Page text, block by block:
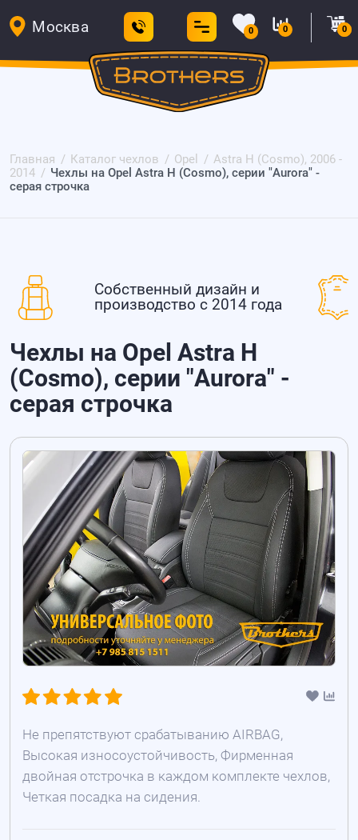
Москва 0 0 0
Главная Каталог чехлов Opel
Astra H (Cosmo), 2006 -
2014
Чехлы на Opel Astra H (Cosmo), серии "Aurora" -
серая строчка
Собственный дизайн и
производство с 2014 года
Чехлы на Opel Astra H
(Cosmo), серии "Aurora" -
серая строчка
Не препятствуют срабатыванию AIRBAG,
Высокая износоустойчивость, Фирменная
двойная отстрочка в каждом комплекте чехлов,
Четкая посадка на сидения.